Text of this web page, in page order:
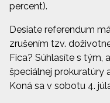
percent).
Desiate referendum
zrušením tzv.
Fica? Súhlasíte s tým,
špeciálnej prokuratúry
Koná sa v sobotu 4.